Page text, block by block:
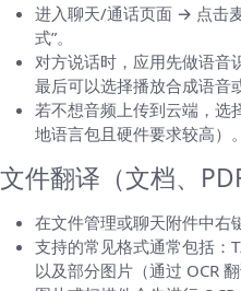
进入聊天/通话页面 → 点击
式”。
对方说话时，应用先做语音
最后可以选择播放合成语音
若不想音频上传到云端，选
地语言包且硬件要求较高）。
文件翻译（文档、
在文件管理或聊天附件中右
支持的常见格式通常包括：
以及部分图片（通过 OCR 翻